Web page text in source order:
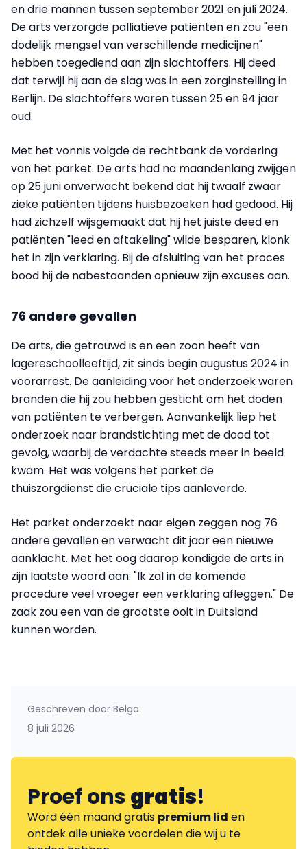
en drie mannen tussen september 2021 en juli 2024.
De arts verzorgde palliatieve patiënten en zou "een
dodelijk mengsel van verschillende medicijnen"
hebben toegediend aan zijn slachtoffers. Hij deed
dat terwijl hij aan de slag was in een zorginstelling in
Berlijn. De slachtoffers waren tussen 25 en 94 jaar
oud.
Met het vonnis volgde de rechtbank de vordering
van het parket. De arts had na maandenlang zwijgen
op 25 juni onverwacht bekend dat hij twaalf zwaar
zieke patiënten tijdens huisbezoeken had gedood. Hij
had zichzelf wijsgemaakt dat hij het juiste deed en
patiënten "leed en aftakeling" wilde besparen, klonk
het in zijn verklaring. Bij de afsluiting van het proces
bood hij de nabestaanden opnieuw zijn excuses aan.
76 andere gevallen
De arts, die getrouwd is en een zoon heeft van
lagereschoolleeftijd, zit sinds begin augustus 2024 in
voorarrest. De aanleiding voor het onderzoek waren
branden die hij zou hebben gesticht om het doden
van patiënten te verbergen. Aanvankelijk liep het
onderzoek naar brandstichting met de dood tot
gevolg, waarbij de verdachte steeds meer in beeld
kwam. Het was volgens het parket de
thuiszorgdienst die cruciale tips aanleverde.
Het parket onderzoekt naar eigen zeggen nog 76
andere gevallen en verwacht dit jaar een nieuwe
aanklacht. Met het oog daarop kondigde de arts in
zijn laatste woord aan: "Ik zal in de komende
procedure veel vroeger een verklaring afleggen." De
zaak zou een van de grootste ooit in Duitsland
kunnen worden.
Geschreven door Belga
8 juli 2026
Proef onsgratis!
Word één maand gratis premium lid en
ontdek alle unieke voordelen die wij u te